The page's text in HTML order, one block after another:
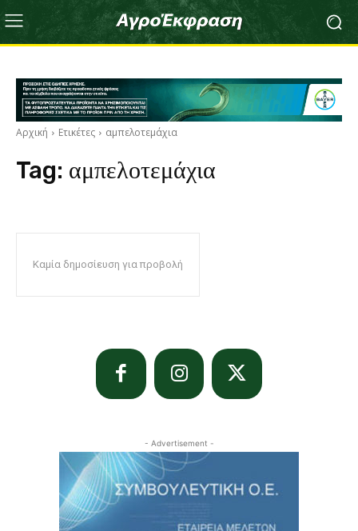
Αρχική Ετικέτες αμπελοτεμάχια
Tag: αμπελοτεμάχια
Καμία δημοσίευση για προβολή
- Advertisement -